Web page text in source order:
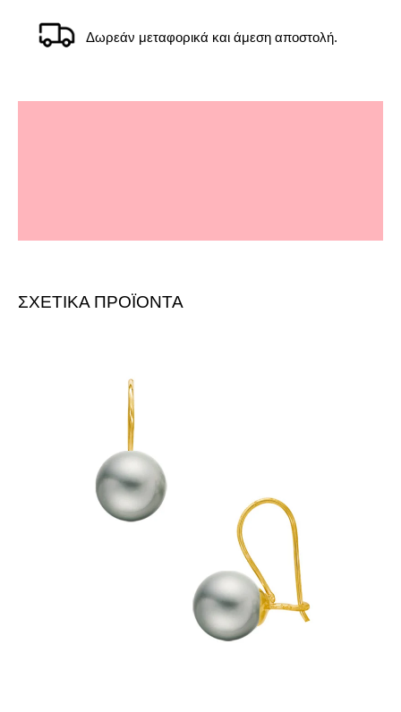
Δωρεάν μεταφορικά και άμεση αποστολή.
πρόσωπα. μπράβο